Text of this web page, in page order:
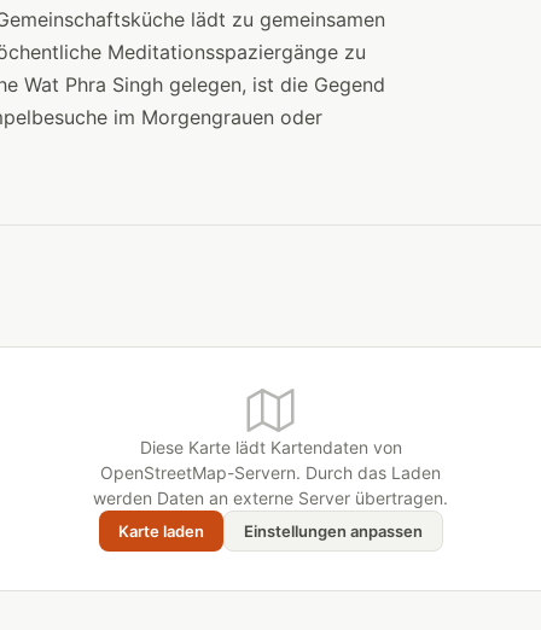
lädt zu gemeinsamen
Meditationsspaziergänge zu
Wat Phra Singh gelegen, ist die Gegend
im Morgengrauen oder
Diese Karte lädt Kartendaten von
OpenStreetMap-Servern. Durch das Laden
werden Daten an externe Server übertragen.
Karte laden Einstellungen anpassen